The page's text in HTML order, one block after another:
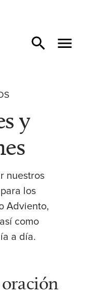
y
nuestros
los
Adviento,
como
a día.
oración